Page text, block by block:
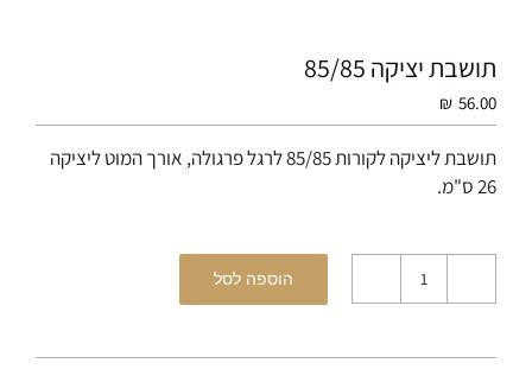
תושבת יציקה 85/85
₪ 56.00
תושבת ליציקה לקורות 85/85 לרגל פרגולה, אורך המוט ליציקה
26 ס"מ.
כמות
הוספה לסל